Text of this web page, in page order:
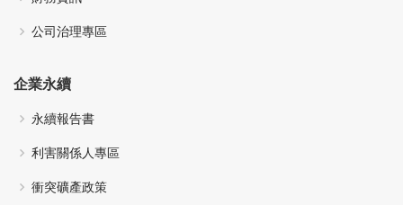
公司治理專區
企業永續
永續報告書
利害關係人專區
衝突礦產政策